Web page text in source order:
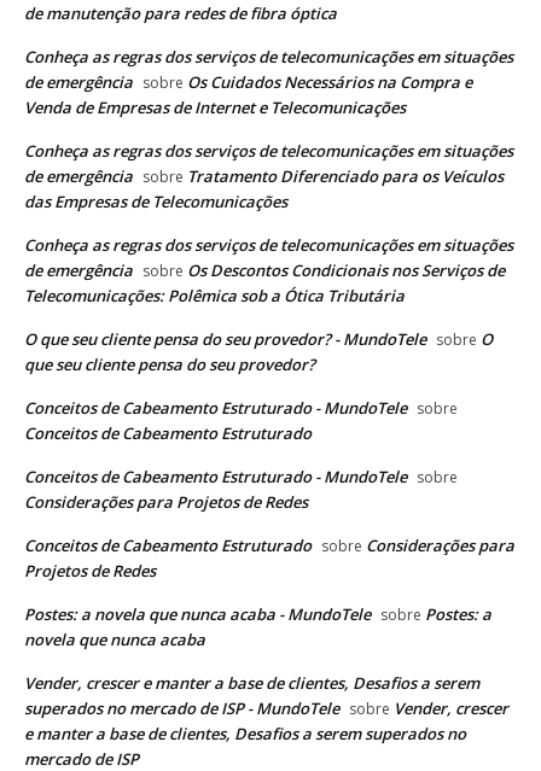
de manutenção para redes de fibra óptica
Conheça as regras dos serviços de telecomunicações em situações
de emergência sobre Os Cuidados Necessários na Compra e
Venda de Empresas de Internet e Telecomunicações
Conheça as regras dos serviços de telecomunicações em situações
de emergência sobre Tratamento Diferenciado para os Veículos
das Empresas de Telecomunicações
Conheça as regras dos serviços de telecomunicações em situações
de emergência sobre Os Descontos Condicionais nos Serviços de
Telecomunicações: Polêmica sob a Ótica Tributária
O que seu cliente pensa do seu provedor? - MundoTele sobre O
que seu cliente pensa do seu provedor?
Conceitos de Cabeamento Estruturado - MundoTele sobre
Conceitos de Cabeamento Estruturado
Conceitos de Cabeamento Estruturado - MundoTele sobre
Considerações para Projetos de Redes
Conceitos de Cabeamento Estruturado sobre Considerações para
Projetos de Redes
Postes: a novela que nunca acaba - MundoTele sobre Postes: a
novela que nunca acaba
Vender, crescer e manter a base de clientes, Desafios a serem
superados no mercado de ISP - MundoTele sobre Vender, crescer
e manter a base de clientes, Desafios a serem superados no
mercado de ISP